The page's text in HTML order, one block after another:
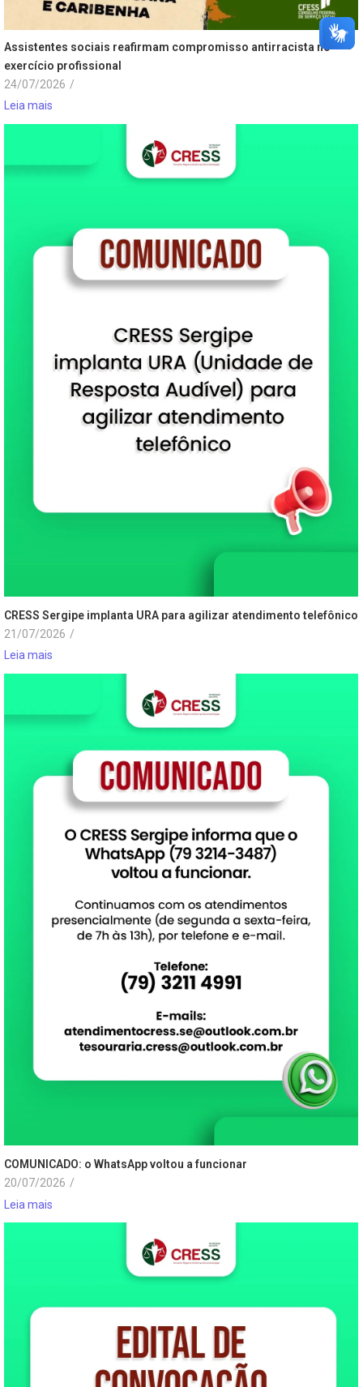
Assistentes sociais reafirmam compromisso antirracista no
exercício profissional
24/07/2026 /
Leia mais
CRESS Sergipe implanta URA para agilizar atendimento telefônico
21/07/2026 /
Leia mais
COMUNICADO: o WhatsApp voltou a funcionar
20/07/2026 /
Leia mais